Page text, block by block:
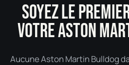
SOYEZ LE
VOTRE ASTON
Aucune Aston Martin Bulldog